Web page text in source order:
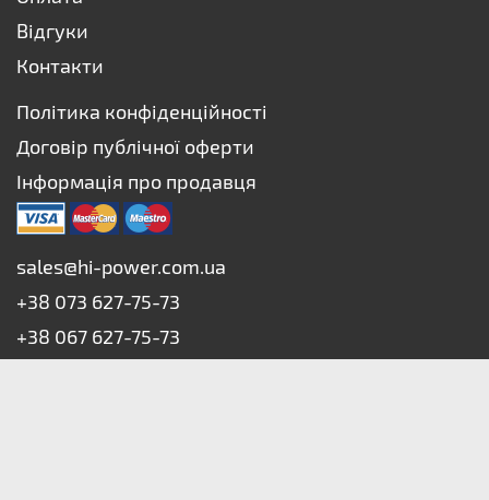
Відгуки
Контакти
Політика конфіденційності
Договір публічної оферти
Інформація про продавця
sales@hi-power.com.ua
+38 073 627-75-73
+38 067 627-75-73